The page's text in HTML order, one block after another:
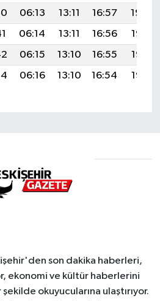
06:13 13:11 16:57
19:59
06:14 13:11 16:56
19:58
06:15 13:10 16:55
19:56
06:16 13:10 16:54 19:55
son dakika haberleri,
ekonomi ve kültür haberlerini
okuyucularına ulaştırıyor.